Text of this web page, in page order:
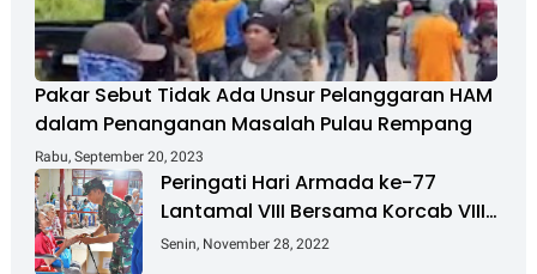
Pakar Sebut Tidak Ada Unsur Pelanggaran HAM
dalam Penanganan Masalah Pulau Rempang
Rabu, September 20, 2023
Peringati Hari Armada ke-77
Lantamal VIII Bersama Korcab VIII
DJA II Laksanakan Bakti Sosial
Senin, November 28, 2022